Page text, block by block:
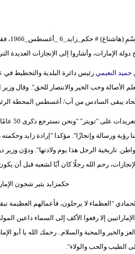
فقد تذكروا مناقب وسجايا حاكمهم وقائدهم
دولة الإمارات، وأشاروا إلى الإنجازات
حميد النعيمي
الأصالة وحب الخير والانتصار للحق". وقال
يبقى السادس من آب/ أغسطس المحطة
وأضاف
رؤية ورسالة وإنجازًا". مؤكدا "إرادة زايد
تاريخية الرجل هذا يوم ولادتها". ودوّن وزير
رحم الله رجلًا كان أبًا لشعبه قبل أن
"العظماء لا يرحلون، فأعمالهم
إلا رفعوا الأكف إلى السماء داعين
العز والخير والمحبة والسلام.. رحمك الله يا أبو
الطيب والحب والولاء".